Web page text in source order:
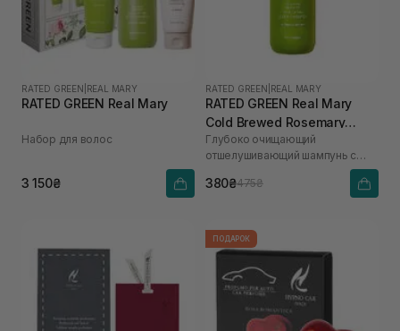
RATED GREEN REAL MARY
RATED GREEN Real Mary
Набор для волос
3 150₴
RATED GREEN REAL MARY
RATED GREEN Real Mary
Cold Brewed Rosemary
Exfoliating Scalp Shampoo
100 мл
Глубоко очищающий
отшелушивающий шампунь с
380₴475₴
ПОДАРОК